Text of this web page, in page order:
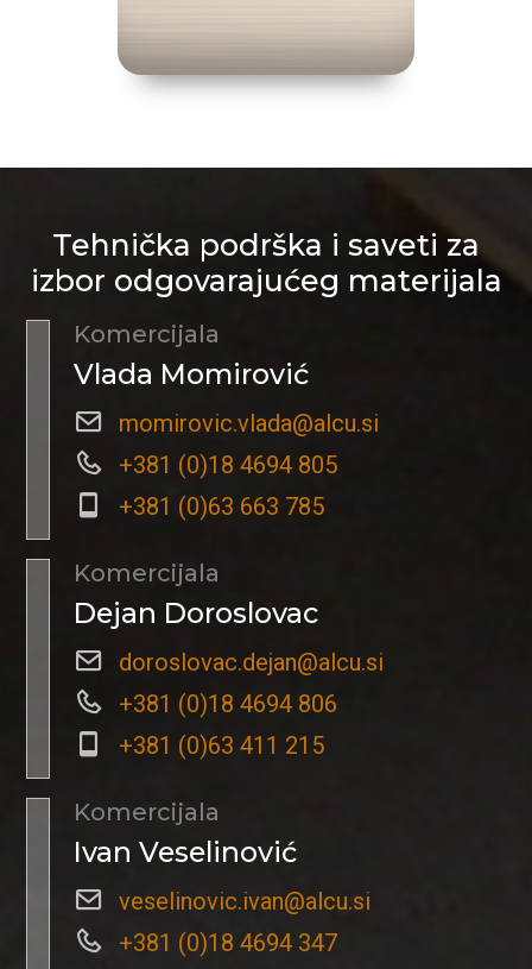
Tehnička podrška i saveti za
izbor odgovarajućeg materijala
Komercijala
Vlada Momirović
momirovic.vlada@alcu.si
+381 (0)18 4694 805
+381 (0)63 663 785
Komercijala
Dejan Doroslovac
doroslovac.dejan@alcu.si
+381 (0)18 4694 806
+381 (0)63 411 215
Komercijala
Ivan Veselinović
veselinovic.ivan@alcu.si
+381 (0)18 4694 347